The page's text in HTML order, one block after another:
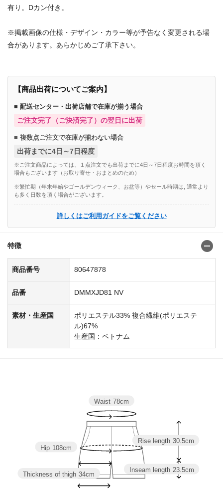
有り。Dカン付き。
※掲載画像の仕様・デザイン・カラー等が予告なく変更される場
合があります。あらかじめご了承下さい。
【商品出荷についてご案内】
■ 配送センター・出荷店舗で在庫が揃う場合
ご注文完了（ご決済完了）の翌日に出荷
■ 複数点ご注文で在庫が揃わない場合
出荷までに4日～7日程度
※ご注文商品によっては、１点注文でも出荷までに4日～7日程度お時間を頂く
場合もございます（お取り寄せ・おまとめのため）
※繁忙期（年末年始やゴールデンウィーク、お盆等）やセール時期は, 通常より
も多く日数を頂く場合がございます。
詳しくはご利用ガイドをご覧ください
特徴
商品番号 80647878
品番 DMMXJD81 NV
素材・生産国
ポリエステル33% 複合繊維(ポリエステ
ル)67%
生産国：ベトナム
Rise length 30.5cm
Inseam length 23.5cm
Thickness of thigh 34cm
Hip 108cm
Waist 78cm